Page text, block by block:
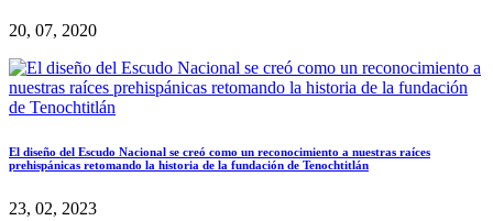
20, 07, 2020
El diseño del Escudo Nacional se creó como un reconocimiento a nuestras raíces
prehispánicas retomando la historia de la fundación de Tenochtitlán
23, 02, 2023